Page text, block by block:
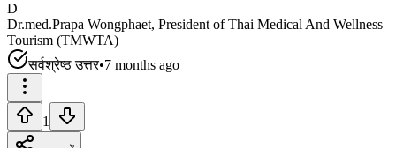
D
Dr.med.Prapa Wongphaet, President of Thai Medical And Wellness
Tourism (TMWTA)
सर्वश्रेष्ठ उत्तर•7 months ago
1